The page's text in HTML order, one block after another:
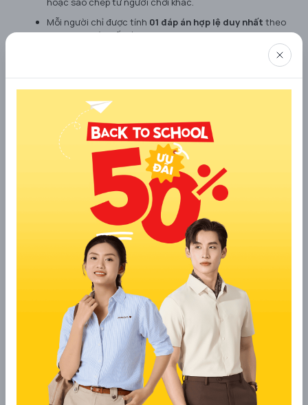
Mỗi người chỉ được tính 01 đáp án hợp lệ duy nhất theo
form đăng ký cuối cùng.
Cơ cấu giải thưởng
Tổng quà tặng:
voucher 100k.
Số lượng: 10 khách hàng may mắn, trả lời đúng và thực
hiện đầy đủ các bước hợp lệ.
Thời gian và hình thức nhận quà
Thời gian trao quà:
22/12 – 24/12/2025.
Hình thức nhận quà:
Nhận qua đường bưu điện (theo
thông tin đăng ký hợp lệ).
VI. QUY ĐỊNH VỀ BÀI THAM GIA
Bài tham gia hợp lệ phải thực hiện đầy đủ các bước tại
và trong thời gian quy định.
Tài khoản tham gia phải là
tài khoản thật, hoạt động
thường xuyên, ở chế độ công khai.
BTC có quyền loại bỏ các bài thi gian lận, không hợp lệ
mà không cần thông báo trước.
Giải thưởng không quy đổi thành tiền mặt.
BTC có quyền sử dụng hình ảnh, tên và nội dung bài dự
thi hợp lệ cho mục đích truyền thông của chương trình.